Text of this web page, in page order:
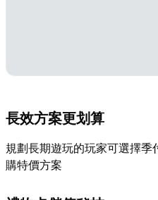
長效方案更划算
規劃長期遊玩的玩家可選擇
購特價方案